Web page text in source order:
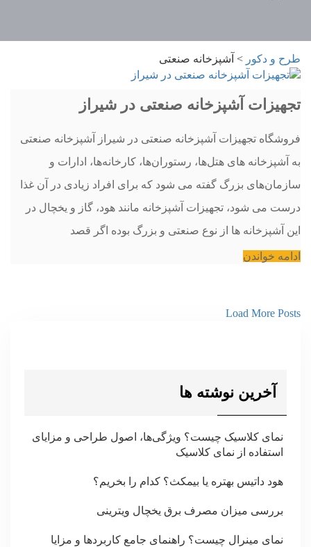
طرح و دکور > آشپزخانه صنعتی
تجهیزات آشپزخانه صنعتی در شیراز
فروشگاه تجهیزات آشپزخانه صنعتی در شیراز آشپزخانه صنعتی
به آشپزخانه های هتل‌ها، رستوران‌ها، کارخانه‌ها، ادارات و
سازمان‌های بزرگ گفته می شود که برای افراد زیادی در آن غذا
درست می شود، تجهیزات آشپزخانه مانند هود، گاز و یخچال در
این آشپزخانه ها از نوع صنعتی و بزرگ بوده اگر قصد
ادامه خواندن
Load More Posts
آخرین نوشته ها
نمای کلاسیک چیست؟ ویژگی‌ها، اصول طراحی و مزایای
استفاده از نمای کلاسیک
هود داتیس بهتره یا بیمکث؟ کدام را بخریم؟
بررسی میزان مصرف برق یخچال ویترینی
نمای مینرال چیست؟ راهنمای جامع کاربردها و مزایا